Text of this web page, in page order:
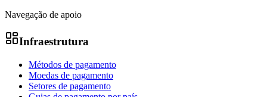
Navegação de apoio
Infraestrutura
Métodos de pagamento
Moedas de pagamento
Setores de pagamento